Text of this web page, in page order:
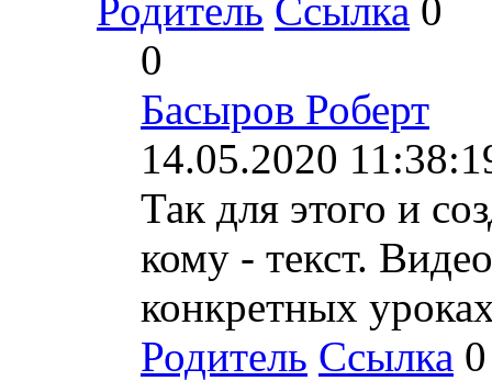
Родитель Ссылка 0
0
Басыров Роберт
14.05.2020
Так для этого и
кому - текст.
конкретных
Родитель Ссылка 0